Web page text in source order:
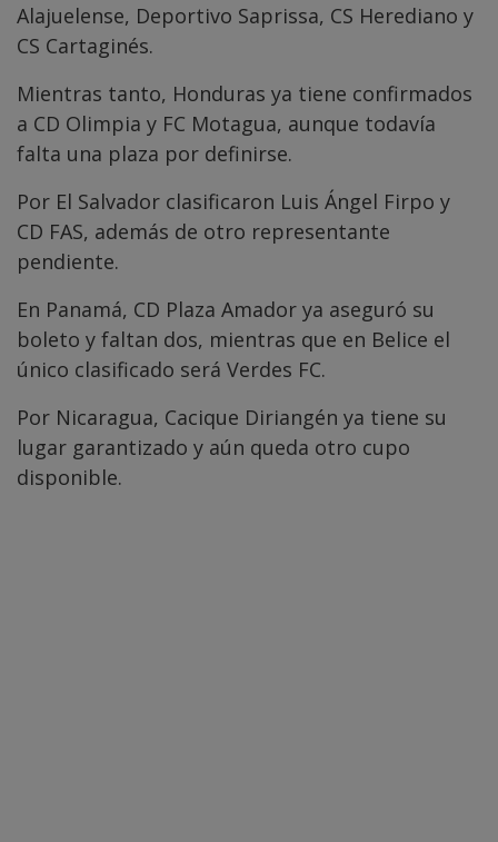
Alajuelense, Deportivo Saprissa, CS Herediano y
CS Cartaginés.
Mientras tanto, Honduras ya tiene confirmados
a CD Olimpia y FC Motagua, aunque todavía
falta una plaza por definirse.
Por El Salvador clasificaron Luis Ángel Firpo y
CD FAS, además de otro representante
pendiente.
En Panamá, CD Plaza Amador ya aseguró su
boleto y faltan dos, mientras que en Belice el
único clasificado será Verdes FC.
Por Nicaragua, Cacique Diriangén ya tiene su
lugar garantizado y aún queda otro cupo
disponible.